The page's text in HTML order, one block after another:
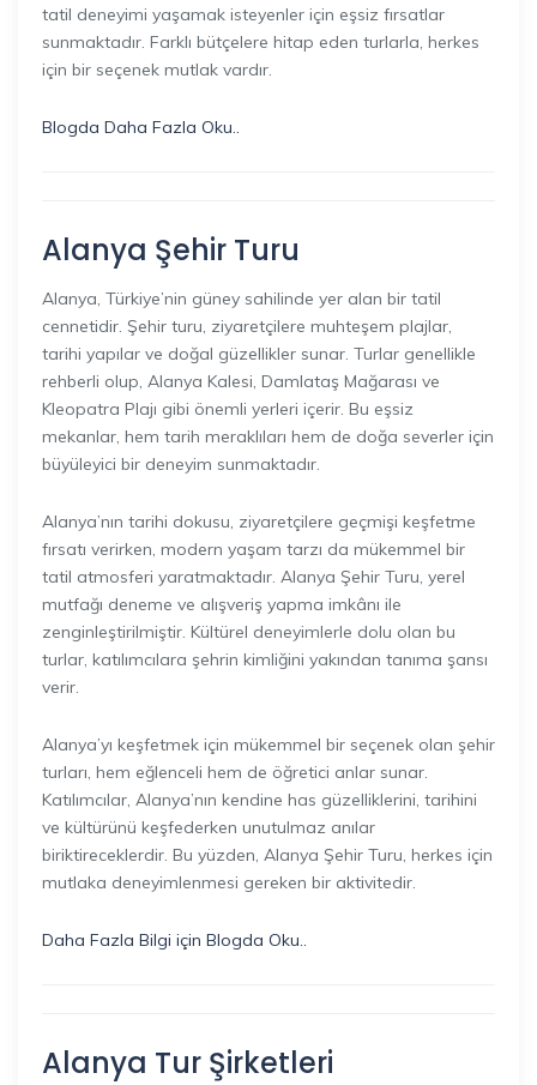
tatil deneyimi yaşamak isteyenler için eşsiz fırsatlar
sunmaktadır. Farklı bütçelere hitap eden turlarla, herkes
için bir seçenek mutlak vardır.
Blogda Daha Fazla Oku..
Alanya Şehir Turu
Alanya, Türkiye’nin güney sahilinde yer alan bir tatil
cennetidir. Şehir turu, ziyaretçilere muhteşem plajlar,
tarihi yapılar ve doğal güzellikler sunar. Turlar genellikle
rehberli olup, Alanya Kalesi, Damlataş Mağarası ve
Kleopatra Plajı gibi önemli yerleri içerir. Bu eşsiz
mekanlar, hem tarih meraklıları hem de doğa severler için
büyüleyici bir deneyim sunmaktadır.
Alanya’nın tarihi dokusu, ziyaretçilere geçmişi keşfetme
fırsatı verirken, modern yaşam tarzı da mükemmel bir
tatil atmosferi yaratmaktadır. Alanya Şehir Turu, yerel
mutfağı deneme ve alışveriş yapma imkânı ile
zenginleştirilmiştir. Kültürel deneyimlerle dolu olan bu
turlar, katılımcılara şehrin kimliğini yakından tanıma şansı
verir.
Alanya’yı keşfetmek için mükemmel bir seçenek olan şehir
turları, hem eğlenceli hem de öğretici anlar sunar.
Katılımcılar, Alanya’nın kendine has güzelliklerini, tarihini
ve kültürünü keşfederken unutulmaz anılar
biriktireceklerdir. Bu yüzden, Alanya Şehir Turu, herkes için
mutlaka deneyimlenmesi gereken bir aktivitedir.
Daha Fazla Bilgi için Blogda Oku..
Alanya Tur Şirketleri